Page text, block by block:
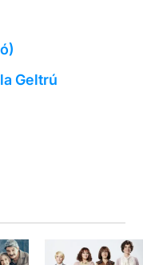
Geltrú